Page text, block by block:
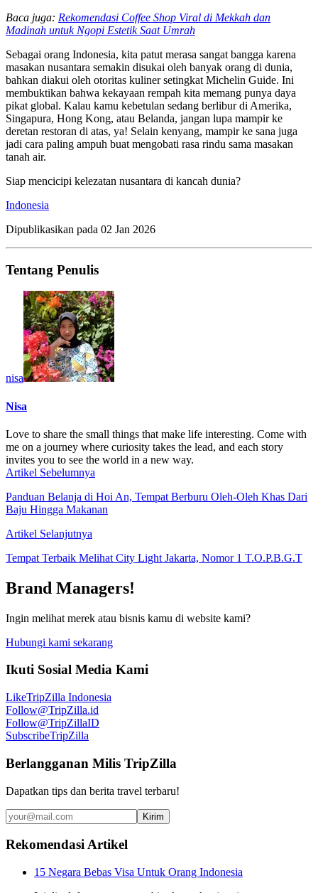
Baca juga: Rekomendasi Coffee Shop Viral di Mekkah dan
Madinah untuk Ngopi Estetik Saat Umrah
Sebagai orang Indonesia, kita patut merasa sangat bangga karena
masakan nusantara semakin disukai oleh banyak orang di dunia,
bahkan diakui oleh otoritas kuliner setingkat Michelin Guide. Ini
membuktikan bahwa kekayaan rempah kita memang punya daya
pikat global. Kalau kamu kebetulan sedang berlibur di Amerika,
Singapura, Hong Kong, atau Belanda, jangan lupa mampir ke
deretan restoran di atas, ya! Selain kenyang, mampir ke sana juga
jadi cara paling ampuh buat mengobati rasa rindu sama masakan
tanah air.
Siap mencicipi kelezatan nusantara di kancah dunia?
Indonesia
Dipublikasikan pada 02 Jan 2026
Tentang Penulis
nisa
Nisa
Love to share the small things that make life interesting. Come with
me on a journey where curiosity takes the lead, and each story
invites you to see the world in a new way.
Artikel Sebelumnya
Panduan Belanja di Hoi An, Tempat Berburu Oleh-Oleh Khas Dari
Baju Hingga Makanan
Artikel Selanjutnya
Tempat Terbaik Melihat City Light Jakarta, Nomor 1 T.O.P.B.G.T
Brand Managers!
Ingin melihat merek atau bisnis kamu di website kami?
Hubungi kami sekarang
Ikuti Sosial Media Kami
LikeTripZilla Indonesia
Follow@TripZilla.id
Follow@TripZillaID
SubscribeTripZilla
Berlangganan Milis TripZilla
Dapatkan tips dan berita travel terbaru!
Kirim
Rekomendasi Artikel
15 Negara Bebas Visa Untuk Orang Indonesia